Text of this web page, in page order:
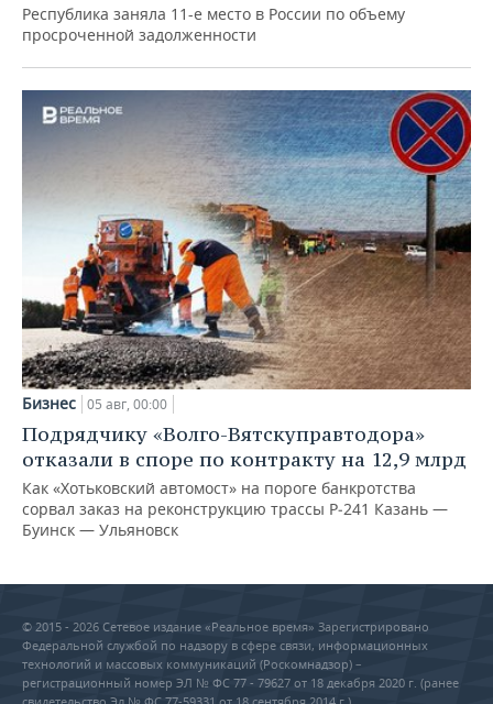
Республика заняла 11-е место в России по объему
просроченной задолженности
Бизнес 05 авг, 00:00
Подрядчику «Волго-Вятскуправтодора»
отказали в споре по контракту на 12,9 млрд
Как «Хотьковский автомост» на пороге банкротства
сорвал заказ на реконструкцию трассы Р‑241 Казань —
Буинск — Ульяновск
© 2015 - 2026 Сетевое издание «Реальное время» Зарегистрировано
Федеральной службой по надзору в сфере связи, информационных
технологий и массовых коммуникаций (Роскомнадзор) –
регистрационный номер ЭЛ № ФС 77 - 79627 от 18 декабря 2020 г. (ранее